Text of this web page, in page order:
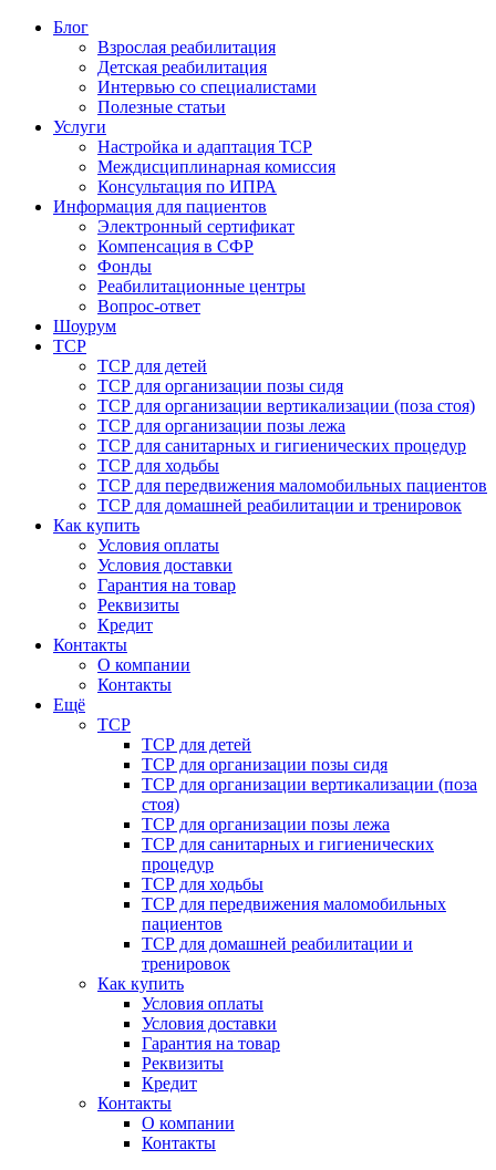
Блог
Взрослая реабилитация
Детская реабилитация
Интервью со специалистами
Полезные статьи
Услуги
Настройка и адаптация ТСР
Междисциплинарная комиссия
Консультация по ИПРА
Информация для пациентов
Электронный сертификат
Компенсация в СФР
Фонды
Реабилитационные центры
Вопрос-ответ
Шоурум
ТСР
ТСР для детей
ТСР для организации позы сидя
ТСР для организации вертикализации (поза стоя)
ТСР для организации позы лежа
ТСР для санитарных и гигиенических процедур
ТСР для ходьбы
ТСР для передвижения маломобильных пациентов
ТСР для домашней реабилитации и тренировок
Как купить
Условия оплаты
Условия доставки
Гарантия на товар
Реквизиты
Кредит
Контакты
О компании
Контакты
Ещё
ТСР
ТСР для детей
ТСР для организации позы сидя
ТСР для организации вертикализации (поза
стоя)
ТСР для организации позы лежа
ТСР для санитарных и гигиенических
процедур
ТСР для ходьбы
ТСР для передвижения маломобильных
пациентов
ТСР для домашней реабилитации и
тренировок
Как купить
Условия оплаты
Условия доставки
Гарантия на товар
Реквизиты
Кредит
Контакты
О компании
Контакты